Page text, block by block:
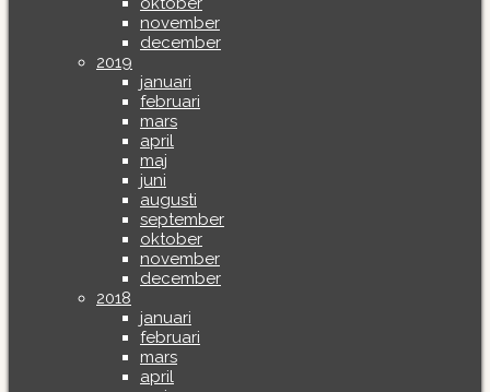
november
december
2019
januari
februari
mars
april
maj
juni
augusti
september
oktober
november
december
2018
januari
februari
mars
april